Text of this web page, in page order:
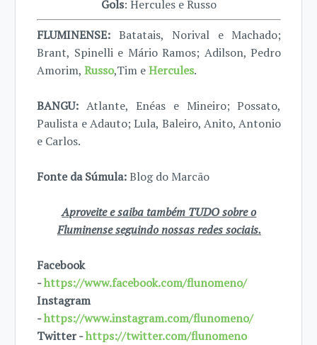
Gols: Hercules e Russo
FLUMINENSE: Batatais, Norival e Machado;
Brant, Spinelli e Mário Ramos; Adilson, Pedro
Amorim,Russo,Tim eHercules.
BANGU: Atlante, Enéas e Mineiro; Possato,
Paulista e Adauto; Lula, Baleiro, Anito, Antonio
e Carlos.
Fonte da Súmula:Blog do Marcão
Aproveite e saiba também TUDO sobre o
Fluminense seguindo nossas redes sociais.
Facebook
-https://www.facebook.com/flunomeno/
Instagram
-https://www.instagram.com/flunomeno/
Twitter -https://twitter.com/flunomeno